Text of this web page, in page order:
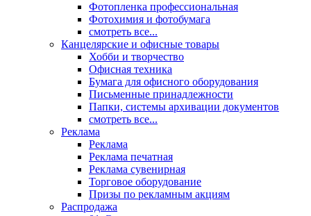
Фотопленка профессиональная
Фотохимия и фотобумага
смотреть все...
Канцелярские и офисные товары
Хобби и творчество
Офисная техника
Бумага для офисного оборудования
Письменные принадлежности
Папки, системы архивации документов
смотреть все...
Реклама
Реклама
Реклама печатная
Реклама сувенирная
Торговое оборудование
Призы по рекламным акциям
Распродажа